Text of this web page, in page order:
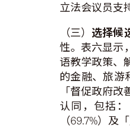
立法会议员支
（三） 选择候
性。表六显示
语教学政策、
的金融、旅游
「督促政府
认同，包括
（69.7%）及